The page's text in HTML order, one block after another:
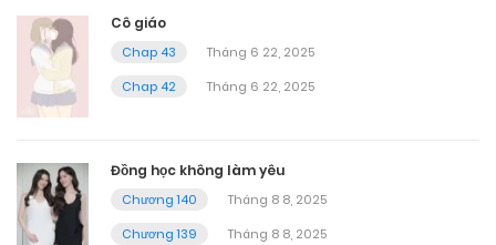
Cô giáo
Chap 43
Tháng 6 22, 2025
Chap 42
Tháng 6 22, 2025
Đồng học không làm yêu
Chương 140
Tháng 8 8, 2025
Chương 139
Tháng 8 8, 2025